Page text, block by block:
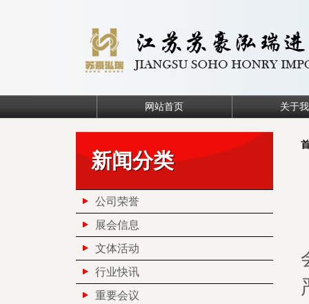
网站首页 关于
新闻分类
公司荣誉
展会信息
文体活动
行业快讯
重要会议